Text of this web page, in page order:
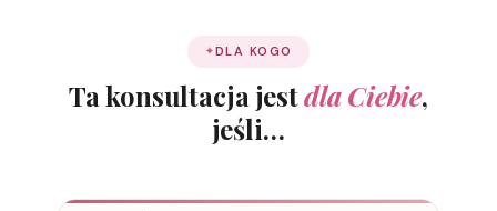
DLA KOGO
Ta konsultacja jestdla Ciebie,
jeśli…